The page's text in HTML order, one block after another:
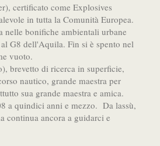
certificato come Explosives
in tutta la Comunità Europea.
nelle bonifiche ambientali urbane
G8 dell'Aquila. Fin si è spento nel
vuoto.
brevetto di ricerca in superficie,
nautico, grande maestra per
sua grande maestra e amica.
a quindici anni e mezzo. Da lassù,
continua ancora a guidarci e